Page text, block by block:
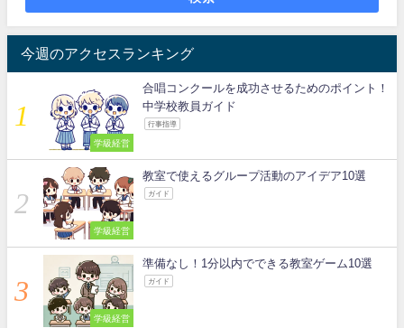
今週のアクセスランキング
学級経営
合唱コンクールを成功させるためのポイント！
中学校教員ガイド
行事指導
学級経営
教室で使えるグループ活動のアイデア10選
ガイド
学級経営
準備なし！1分以内でできる教室ゲーム10選
ガイド